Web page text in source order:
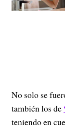
No solo se
también los de
teniendo en